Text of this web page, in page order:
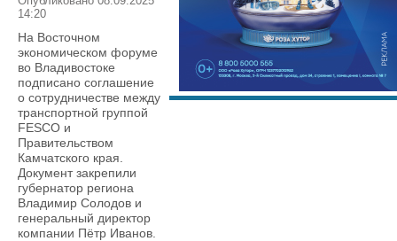
14:20
На Восточном
экономическом форуме
во Владивостоке
подписано соглашение
о сотрудничестве между
транспортной группой
FESCO и
Правительством
Камчатского края.
Документ закрепили
губернатор региона
Владимир Солодов и
генеральный директор
компании Пётр Иванов.